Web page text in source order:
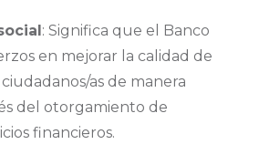
: Significa que el Banco
en mejorar la calidad de
as de manera
del otorgamiento de
financieros.